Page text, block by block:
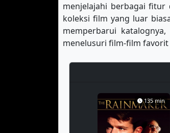
menjelajahi berbagai
koleksi film yang luar
memperbarui katalognya,
menelusuri film-film
135 min